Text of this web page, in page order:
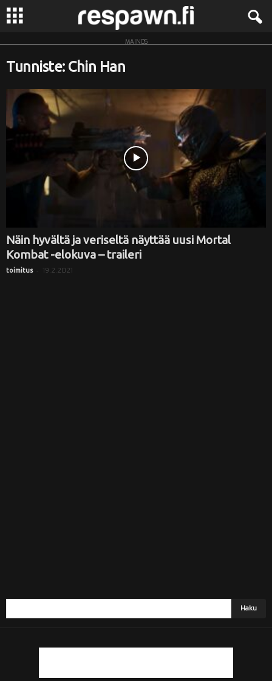
R
MAINOS
Tunniste: Chin Han
Näin hyvältä ja veriseltä näyttää uusi Mortal
Kombat -elokuva – traileri
toimitus - 19.2.2021